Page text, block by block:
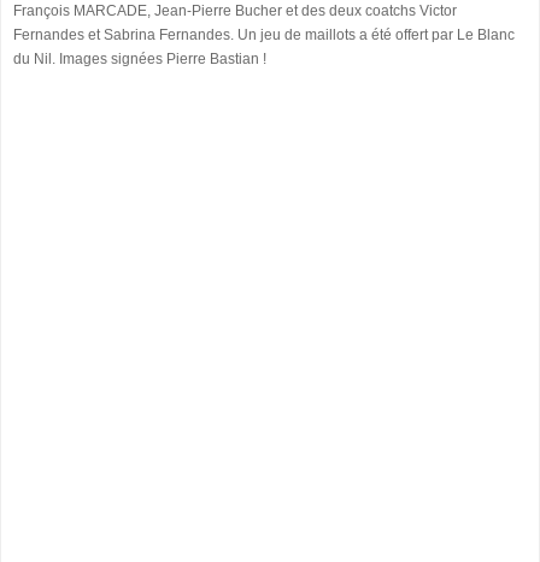
François MARCADE, Jean-Pierre Bucher et des deux coatchs Victor
Fernandes et Sabrina Fernandes. Un jeu de maillots a été offert par Le Blanc
du Nil. Images signées Pierre Bastian !